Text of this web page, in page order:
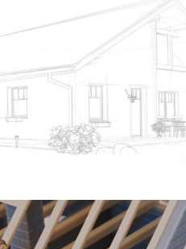
Zum Inhalt springen